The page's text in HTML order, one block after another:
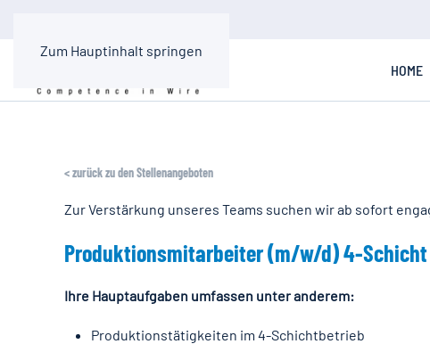
Zum Hauptinhalt springen
HOME
< zurück zu den Stellenangeboten
Zur Verstärkung unseres Teams suchen wir ab sofort
Produktionsmitarbeiter (m/w/d) 4-Schicht
Ihre Hauptaufgaben umfassen unter anderem:
Produktionstätigkeiten im 4-Schichtbetrieb